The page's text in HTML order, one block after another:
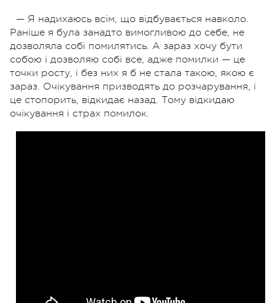
— Я надихаюсь всім, що відбувається навколо.
Раніше я була занадто вимогливою до себе, не
дозволяла собі помилятись. А зараз хочу бути
собою і дозволяю собі все, адже помилки — це
точки росту, і без них я б не стала такою, якою є
зараз. Очікування призводять до розчарування, і
це стопорить, відкидає назад. Тому відкидаю
очікування і страх помилок.